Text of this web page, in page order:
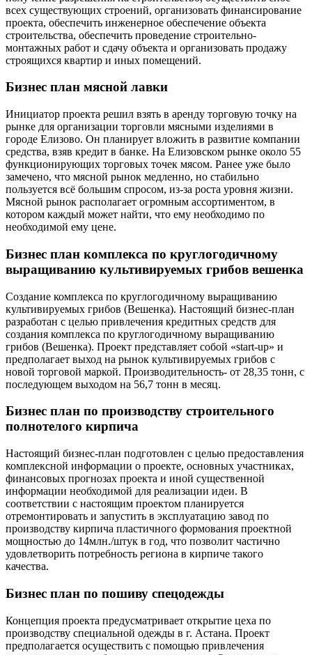
всех существующих строений, организовать финансирование
проекта, обеспечить инженерное обеспечение объекта
строительства, обеспечить проведение строительно-
монтажных работ и сдачу объекта и организовать продажу
строящихся квартир и иных помещений.
Бизнес план мясной лавки
Инициатор проекта решил взять в аренду торговую точку на
рынке для организации торговли мясными изделиями в
городе Елизово. Он планирует вложить в развитие компании
средства, взяв кредит в банке. На Елизовском рынке около 55
функционирующих торговых точек мясом. Ранее уже было
замечено, что мясной рынок медленно, но стабильно
пользуется всё большим спросом, из-за роста уровня жизни.
Мясной рынок располагает огромным ассортиментом, в
котором каждый может найти, что ему необходимо по
необходимой ему цене.
Бизнес план комплекса по круглогодичному
выращиванию культивируемых грибов вешенка
Создание комплекса по круглогодичному выращиванию
культивируемых грибов (Вешенка). Настоящий бизнес-план
разработан с целью привлечения кредитных средств для
создания комплекса по круглогодичному выращиванию
грибов (Вешенка). Проект представляет собой «start-up» и
предполагает выход на рынок культивируемых грибов с
новой торговой маркой. Производительность- от 28,35 тонн, с
последующем выходом на 56,7 тонн в месяц.
Бизнес план по производству строительного
полнотелого кирпича
Настоящий бизнес-план подготовлен с целью предоставления
комплексной информации о проекте, основных участниках,
финансовых прогнозах проекта и иной существенной
информации необходимой для реализации идеи. В
соответствии с настоящим проектом планируется
отремонтировать и запустить в эксплуатацию завод по
производству кирпича пластичного формования проектной
мощностью до 14млн./штук в год, что позволит частично
удовлетворить потребность региона в кирпиче такого
качества.
Бизнес план по пошиву спецодежды
Концепция проекта предусматривает открытие цеха по
производству специальной одежды в г. Астана. Проект
предполагается осуществить с помощью привлечения